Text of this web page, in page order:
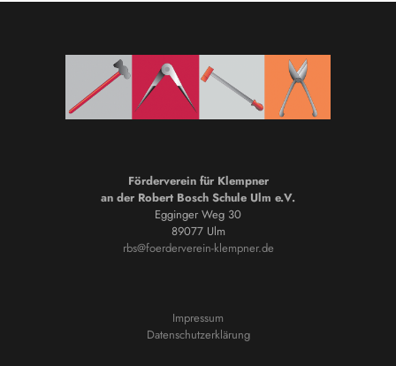
Förderverein für Klempner
an der Robert Bosch Schule Ulm e.V.
Egginger Weg 30
89077 Ulm
rbs@foerderverein-klempner.de
Impressum
Datenschutzerklärung